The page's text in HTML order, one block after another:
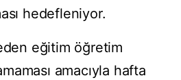
hedefleniyor.
eğitim öğretim
amacıyla hafta